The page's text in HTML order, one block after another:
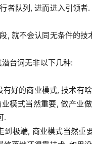
者队列, 进而进入引领
, 就不会认同无条件的技
台词无非以下几种:
有好的商业模式, 技术有
.